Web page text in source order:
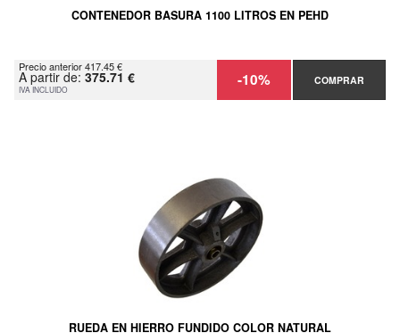
CONTENEDOR BASURA 1100 LITROS EN PEHD
Precio anterior 417.45 €
A partir de: 375.71 €
IVA INCLUIDO -10% COMPRAR
RUEDA EN HIERRO FUNDIDO COLOR NATURAL